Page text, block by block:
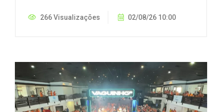
266 Visualizações 02/08/26 10:00